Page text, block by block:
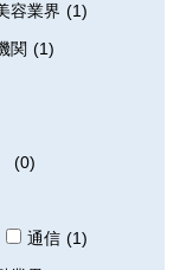
容業界 (1)
関 (1)
(0)
通信 (1)